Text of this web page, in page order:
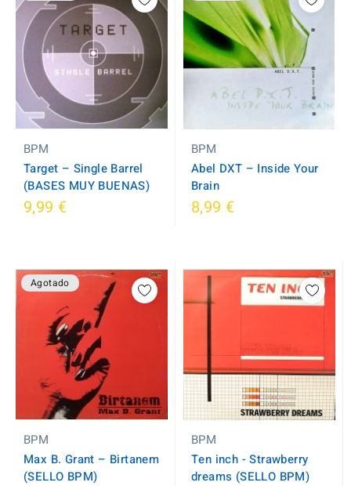
BPM
Target ‎– Single Barrel
(BASES MUY BUENAS)
9,99 €
BPM
Abel DXT ‎– Inside Your
Brain
8,99 €
Agotado
BPM
Max B. Grant ‎– Birtanem
(SELLO BPM)
BPM
Ten inch - Strawberry
dreams (SELLO BPM)